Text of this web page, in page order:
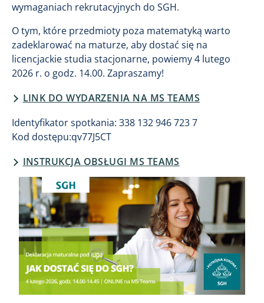
wymaganiach rekrutacyjnych do SGH.
O tym, które przedmioty poza matematyką warto
zadeklarować na maturze, aby dostać się na
licencjackie studia stacjonarne, powiemy 4 lutego
2026 r. o godz. 14.00. Zapraszamy!
LINK DO WYDARZENIA NA MS TEAMS
Identyfikator spotkania: 338 132 946 723 7
Kod dostępu:qv77J5CT
INSTRUKCJA OBSŁUGI MS TEAMS